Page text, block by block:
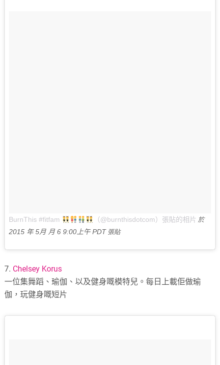
BurnThis #fitfam （@burnthisdotcom）張貼的相片 於
2015 年 5月 月 6 9:00上午 PDT張貼
7. Chelsey Korus
一位集舞蹈、瑜伽、以及健身嘅模特兒。每日上載佢做瑜
伽，玩健身嘅短片